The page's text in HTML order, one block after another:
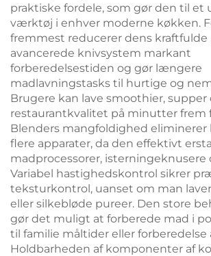
praktiske fordele, som gør den til
værktøj i enhver moderne køkken.
fremmest reducerer dens kraftfulde
avancerede knivsystem markant
forberedelsestiden og gør længere
madlavningstasks til hurtige og
Brugere kan lave smoothier, supper
restaurantkvalitet på minutter frem
Blenders mangfoldighed eliminerer
flere apparater, da den effektivt
madprocessorer, isterningeknusere
Variabel hastighedskontrol sikrer
teksturkontrol, uanset om man laver
eller silkebløde pureer. Den store
gør det muligt at forberede mad i
til familie måltider eller forberedelse
Holdbarheden af komponenter af